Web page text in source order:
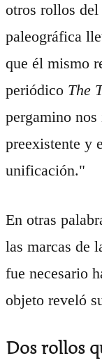
otros rollos
paleográfica
que él mismo
periódico The
pergamino
preexistente y
unificación."
En otras
las marcas de
fue necesario
objeto reveló
Dos rollos